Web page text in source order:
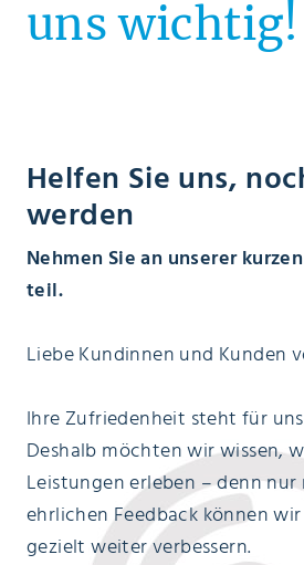
uns wichtig!
Helfen Sie uns,
werden
Nehmen Sie an unserer
teil.
Liebe Kundinnen und Kunden
Ihre Zufriedenheit steht für
Deshalb möchten wir wissen,
Leistungen erleben – denn
ehrlichen Feedback können
gezielt weiter verbessern.